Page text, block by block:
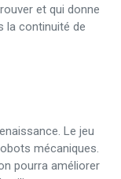
et qui donne
la continuité de
Le jeu
mécaniques.
pourra améliorer